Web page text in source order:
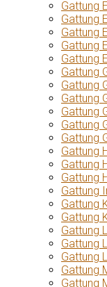
Gattung
Gattung
Gattung
Gattung
Gattung
Gattung
Gattung
Gattung
Gattung
Gattung
Gattung
Gattung
Gattung
Gattung
Gattung
Gattung
Gattung
Gattung
Gattung
Gattung
Gattung
Gattung